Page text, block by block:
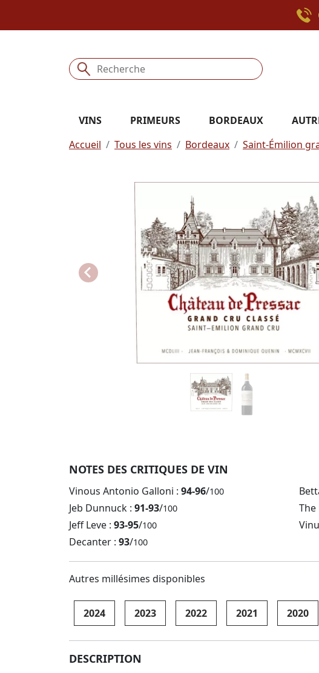
VINS PRIMEURS BORDEAUX
Accueil
Tous les vins Bordeaux Saint-Émilion
NOTES DES CRITIQUES DE VIN
Vinous Antonio Galloni : 94-96/100
Jeb Dunnuck : 91-93/100 The
Jeff Leve : 93-95/100
Decanter : 93/100
Autres millésimes disponibles
2024 2023 2022 2021 2020
DESCRIPTION